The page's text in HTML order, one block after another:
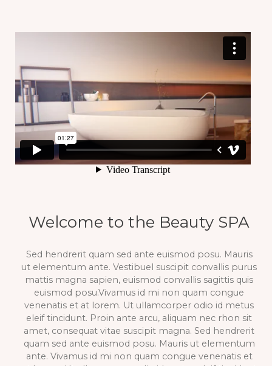
Welcome to the Beauty SPA
Sed hendrerit quam sed ante euismod posu. Mauris
ut elementum ante. Vestibuel suscipit convallis purus
mattis magna sapien, euismod convallis sagittis quis
euismod posu.Vivamus id mi non quam congue
venenatis et at lorem. Ut ullamcorper odio id metus
eleif tincidunt. Proin ante arcu, aliquam nec rhon sit
amet, consequat vitae suscipit magna. Sed hendrerit
quam sed ante euismod posu. Mauris ut elementum
ante. Vivamus id mi non quam congue venenatis et